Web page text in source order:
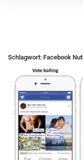
Schlagwort: Facebook